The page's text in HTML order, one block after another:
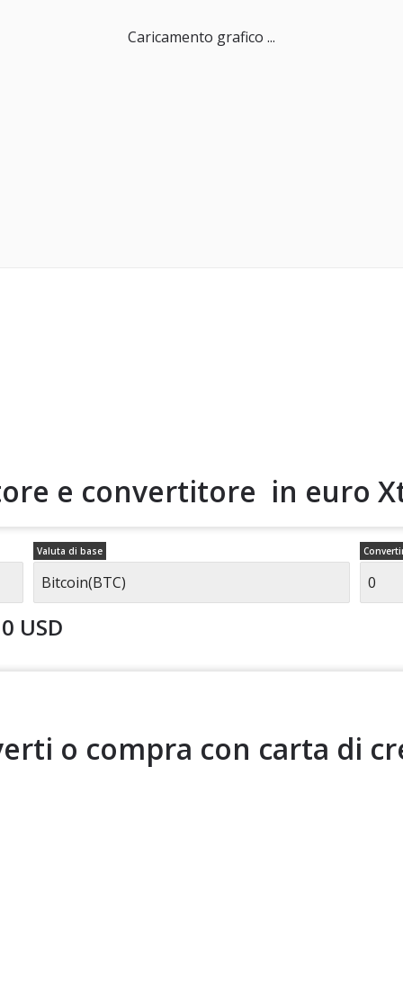
Caricamento grafico ...
e convertitore in euro
Valuta di base
0 USD
o compra con carta di